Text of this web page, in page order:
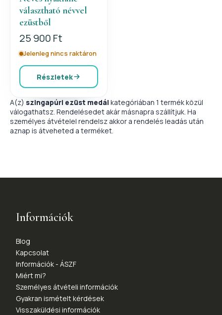
választható névvel
ezüstből
25 900 Ft
Jelenleg nincs raktáron
Részletek
A(z) szingapúri ezüst medál kategóriában 1 termék közül
válogathatsz. Rendelésedet akár másnapra szállítjuk. Ha
személyes átvételel rendelsz akkor a rendelés leadás után
aznap is átveheted a terméket.
Információk
Blog
Kapcsolat
Információk - ÁSZF
Miért mi?
Személyes átvételi információk
Gyakran ismételt kérdések
Visszaküldési információk